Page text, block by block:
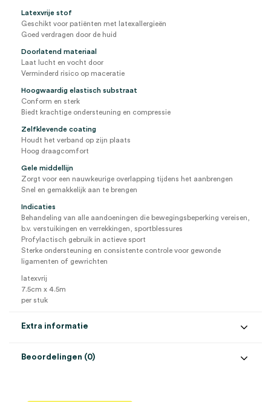
Latexvrije stof
Geschikt voor patiënten met latexallergieën
Goed verdragen door de huid
Doorlatend materiaal
Laat lucht en vocht door
Verminderd risico op maceratie
Hoogwaardig elastisch substraat
Conform en sterk
Biedt krachtige ondersteuning en compressie
Zelfklevende coating
Houdt het verband op zijn plaats
Hoog draagcomfort
Gele middellijn
Zorgt voor een nauwkeurige overlapping tijdens het aanbrengen
Snel en gemakkelijk aan te brengen
Indicaties
Behandeling van alle aandoeningen die bewegingsbeperking vereisen,
b.v. verstuikingen en verrekkingen, sportblessures
Profylactisch gebruik in actieve sport
Sterke ondersteuning en consistente controle voor gewonde
ligamenten of gewrichten
latexvrij
7.5cm x 4.5m
per stuk
Extra informatie
Beoordelingen (0)